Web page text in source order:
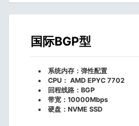
国际BGP型
系统内存：弹性配置
CPU： AMD EPYC 7702
回程线路：BGP
带宽：10000Mbps
硬盘：NVME SSD